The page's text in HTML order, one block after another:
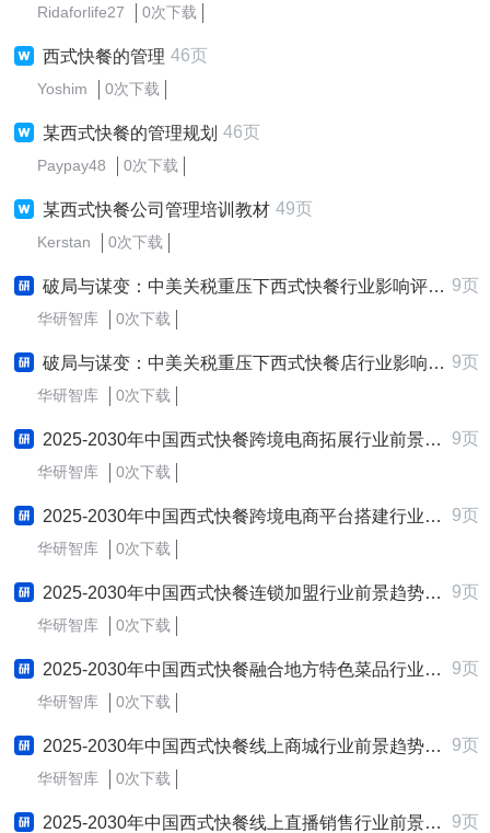
Ridaforlife27 0次下载
西式快餐的管理 46页
Yoshim 0次下载
某西式快餐的管理规划 46页
Paypay48 0次下载
某西式快餐公司管理培训教材 49页
Kerstan 0次下载
破局与谋变：中美关税重压下西式快餐行业影响评估与应对策略研究报告 9页
华研智库 0次下载
破局与谋变：中美关税重压下西式快餐店行业影响评估与应对策略研究报告 9页
华研智库 0次下载
2025-2030年中国西式快餐跨境电商拓展行业前景趋势预测及发展战略咨询报告 9页
华研智库 0次下载
2025-2030年中国西式快餐跨境电商平台搭建行业前景趋势预测及发展战略咨询报告 9页
华研智库 0次下载
2025-2030年中国西式快餐连锁加盟行业前景趋势预测及发展战略咨询报告 9页
华研智库 0次下载
2025-2030年中国西式快餐融合地方特色菜品行业前景趋势预测及发展战略咨询报告 9页
华研智库 0次下载
2025-2030年中国西式快餐线上商城行业前景趋势预测及发展战略咨询报告 9页
华研智库 0次下载
2025-2030年中国西式快餐线上直播销售行业前景趋势预测及发展战略咨询报告 9页